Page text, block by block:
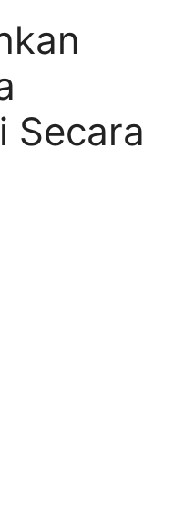
Secara